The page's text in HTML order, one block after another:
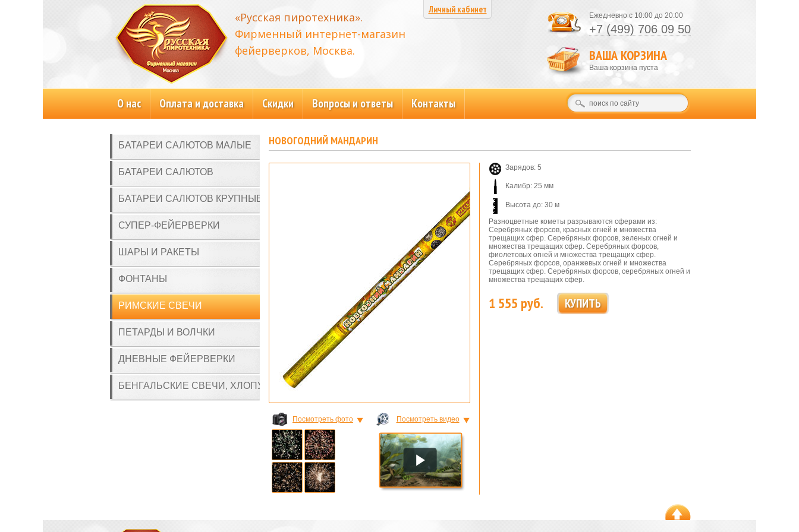
«Русская пиротехника».
Фирменный интернет-магазин
фейерверков, Москва.
Личный кабинет
Ежедневно с 10:00 до 20:00
+7 (499) 706 09 50
ВАША КОРЗИНА
Ваша корзина пуста
О нас Оплата и доставка Скидки Вопросы и ответы Контакты
НОВОГОДНИЙ МАНДАРИН
Посмотреть фото Посмотреть видео
Зарядов: 5
Калибр: 25 мм
Высота до: 30 м
Разноцветные кометы разрываются сферами из:
Серебряных форсов, красных огней и множества
трещащих сфер. Серебряных форсов, зеленых огней и
множества трещащих сфер. Серебряных форсов,
фиолетовых огней и множества трещащих сфер.
Серебряных форсов, оранжевых огней и множества
трещащих сфер. Серебряных форсов, серебряных огней и
множества трещащих сфер.
КУПИТЬ
1 555 руб.
БАТАРЕИ САЛЮТОВ МАЛЫЕ
БАТАРЕИ САЛЮТОВ
БАТАРЕИ САЛЮТОВ КРУПНЫЕ
СУПЕР-ФЕЙЕРВЕРКИ
ШАРЫ И РАКЕТЫ
ФОНТАНЫ
РИМСКИЕ СВЕЧИ
ПЕТАРДЫ И ВОЛЧКИ
ДНЕВНЫЕ ФЕЙЕРВЕРКИ
БЕНГАЛЬСКИЕ СВЕЧИ, ХЛОПУШКИ